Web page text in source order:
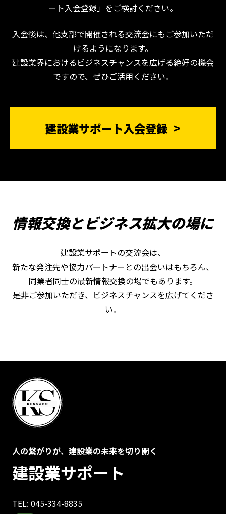
ート入会登録」をご検討ください。
入会後は、他支部で開催される交流会にもご参加いただ
けるようになります。
建設業界におけるビジネスチャンスを広げる絶好の機会
ですので、ぜひご活用ください。
建設業サポート入会登録
情報交換とビジネス拡大の場に
建設業サポートの交流会は、
新たな発注先や協力パートナーとの出会いはもちろん、
同業者同士の最新情報交換の場でもあります。
是非ご参加いただき、ビジネスチャンスを広げてくださ
い。
人の繋がりが、建設業の未来を切り開く
建設業サポート
TEL: 045-334-8835